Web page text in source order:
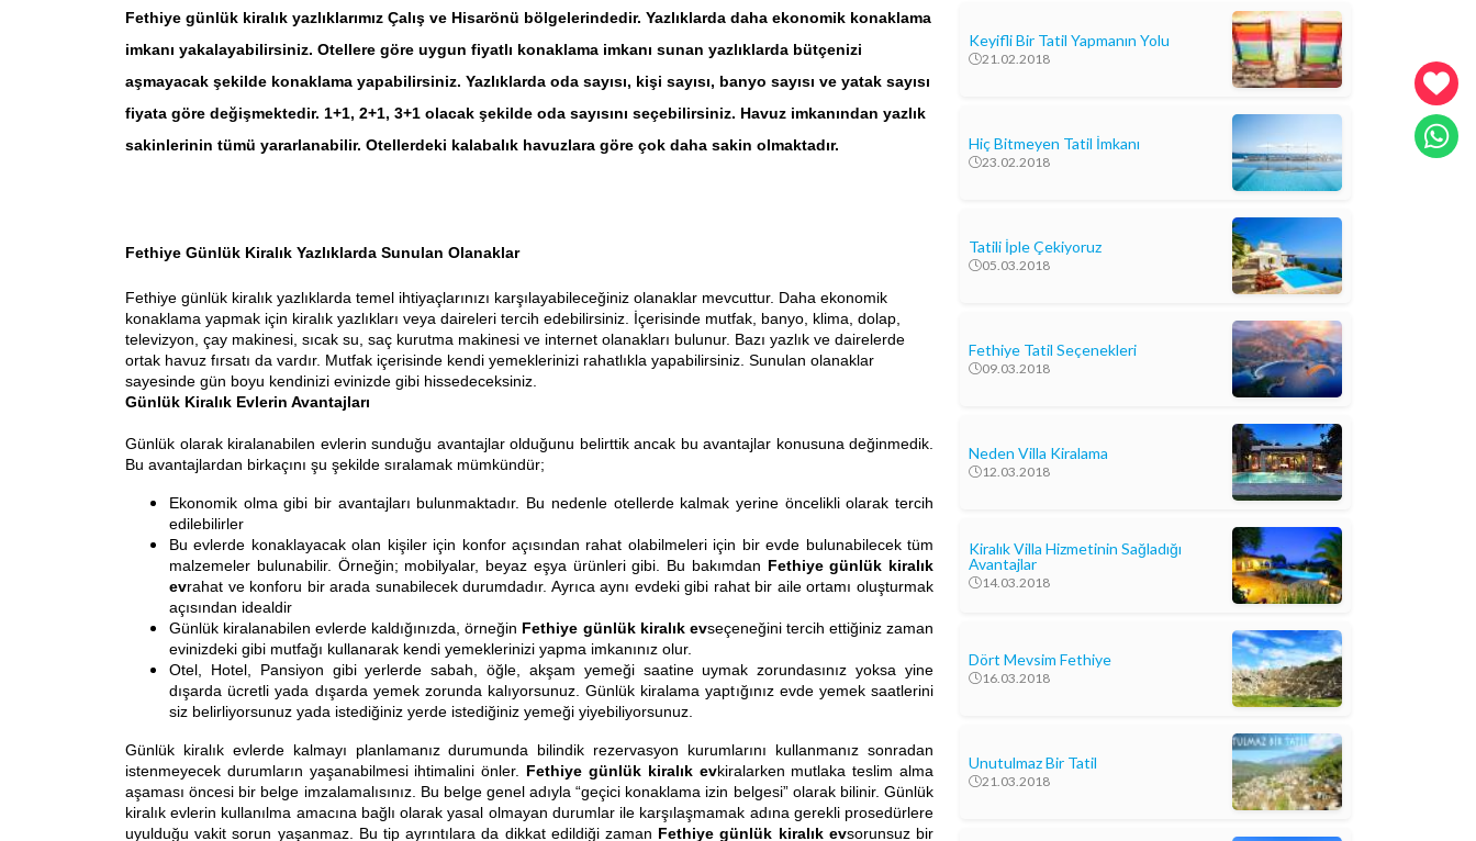
Fethiye günlük kiralık yazlıklarımız Çalış ve Hisarönü bölgelerindedir. Yazlıklarda daha ekonomik konaklama
imkanı yakalayabilirsiniz. Otellere göre uygun fiyatlı konaklama imkanı sunan yazlıklarda bütçenizi
aşmayacak şekilde konaklama yapabilirsiniz. Yazlıklarda oda sayısı, kişi sayısı, banyo sayısı ve yatak sayısı
fiyata göre değişmektedir. 1+1, 2+1, 3+1 olacak şekilde oda sayısını seçebilirsiniz. Havuz imkanından yazlık
sakinlerinin tümü yararlanabilir. Otellerdeki kalabalık havuzlara göre çok daha sakin olmaktadır.
Fethiye Günlük Kiralık Yazlıklarda Sunulan Olanaklar
Fethiye günlük kiralık yazlıklarda temel ihtiyaçlarınızı karşılayabileceğiniz olanaklar mevcuttur. Daha ekonomik
konaklama yapmak için kiralık yazlıkları veya daireleri tercih edebilirsiniz. İçerisinde mutfak, banyo, klima, dolap,
televizyon, çay makinesi, sıcak su, saç kurutma makinesi ve internet olanakları bulunur. Bazı yazlık ve dairelerde
ortak havuz fırsatı da vardır. Mutfak içerisinde kendi yemeklerinizi rahatlıkla yapabilirsiniz. Sunulan olanaklar
sayesinde gün boyu kendinizi evinizde gibi hissedeceksiniz.
Günlük Kiralık Evlerin Avantajları
Günlük olarak kiralanabilen evlerin sunduğu avantajlar olduğunu belirttik ancak bu avantajlar konusuna değinmedik.
Bu avantajlardan birkaçını şu şekilde sıralamak mümkündür;
Ekonomik olma gibi bir avantajları bulunmaktadır. Bu nedenle otellerde kalmak yerine öncelikli olarak tercih
edilebilirler
Bu evlerde konaklayacak olan kişiler için konfor açısından rahat olabilmeleri için bir evde bulunabilecek tüm
malzemeler bulunabilir. Örneğin; mobilyalar, beyaz eşya ürünleri gibi. Bu bakımdan Fethiye günlük kiralık
evrahat ve konforu bir arada sunabilecek durumdadır. Ayrıca aynı evdeki gibi rahat bir aile ortamı oluşturmak
açısından idealdir
Günlük kiralanabilen evlerde kaldığınızda, örneğin Fethiye günlük kiralık evseçeneğini tercih ettiğiniz zaman
evinizdeki gibi mutfağı kullanarak kendi yemeklerinizi yapma imkanınız olur.
Otel, Hotel, Pansiyon gibi yerlerde sabah, öğle, akşam yemeği saatine uymak zorundasınız yoksa yine
dışarda ücretli yada dışarda yemek zorunda kalıyorsunuz. Günlük kiralama yaptığınız evde yemek saatlerini
siz belirliyorsunuz yada istediğiniz yerde istediğiniz yemeği yiyebiliyorsunuz.
Günlük kiralık evlerde kalmayı planlamanız durumunda bilindik rezervasyon kurumlarını kullanmanız sonradan
istenmeyecek durumların yaşanabilmesi ihtimalini önler. Fethiye günlük kiralık evkiralarken mutlaka teslim alma
aşaması öncesi bir belge imzalamalısınız. Bu belge genel adıyla “geçici konaklama izin belgesi” olarak bilinir. Günlük
kiralık evlerin kullanılma amacına bağlı olarak yasal olmayan durumlar ile karşılaşmamak adına gerekli prosedürlere
uyulduğu vakit sorun yaşanmaz. Bu tip ayrıntılara da dikkat edildiği zaman Fethiye günlük kiralık evsorunsuz bir
Keyifli Bir Tatil Yapmanın Yolu
21.02.2018
Hiç Bitmeyen Tatil İmkanı
23.02.2018
Tatili İple Çekiyoruz
05.03.2018
Fethiye Tatil Seçenekleri
09.03.2018
Neden Villa Kiralama
12.03.2018
Kiralık Villa Hizmetinin Sağladığı
Avantajlar
14.03.2018
Dört Mevsim Fethiye
16.03.2018
Unutulmaz Bir Tatil
21.03.2018